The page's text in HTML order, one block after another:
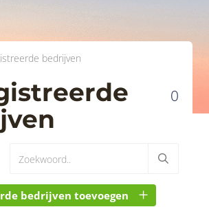
bedrijven
0
bedrijven toevoegen